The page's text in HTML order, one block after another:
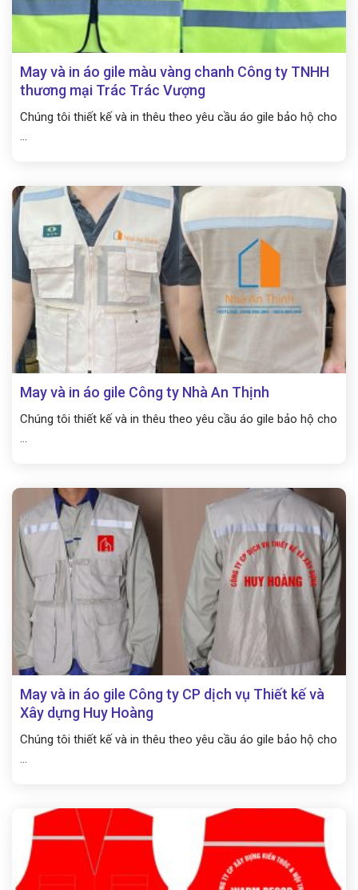
May và in áo gile màu vàng chanh Công ty TNHH
thương mại Trác Trác Vượng
Chúng tôi thiết kế và in thêu theo yêu cầu áo gile bảo hộ cho
...
May và in áo gile Công ty Nhà An Thịnh
Chúng tôi thiết kế và in thêu theo yêu cầu áo gile bảo hộ cho
...
May và in áo gile Công ty CP dịch vụ Thiết kế và
Xây dựng Huy Hoàng
Chúng tôi thiết kế và in thêu theo yêu cầu áo gile bảo hộ cho
...